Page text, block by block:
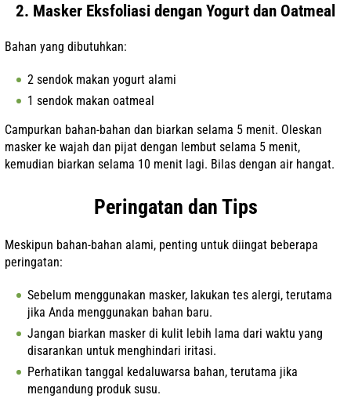
2. Masker Eksfoliasi dengan Yogurt dan Oatmeal
Bahan yang dibutuhkan:
2 sendok makan yogurt alami
1 sendok makan oatmeal
Campurkan bahan-bahan dan biarkan selama 5 menit. Oleskan
masker ke wajah dan pijat dengan lembut selama 5 menit,
kemudian biarkan selama 10 menit lagi. Bilas dengan air hangat.
Peringatan dan Tips
Meskipun bahan-bahan alami, penting untuk diingat beberapa
peringatan:
Sebelum menggunakan masker, lakukan tes alergi, terutama
jika Anda menggunakan bahan baru.
Jangan biarkan masker di kulit lebih lama dari waktu yang
disarankan untuk menghindari iritasi.
Perhatikan tanggal kedaluwarsa bahan, terutama jika
mengandung produk susu.